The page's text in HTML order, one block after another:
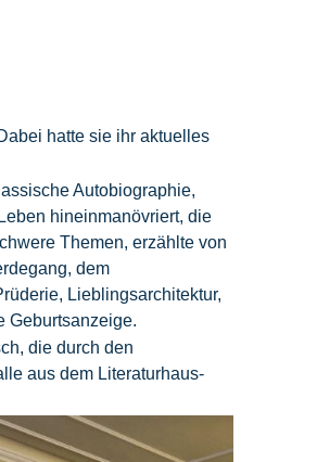
hatte sie ihr aktuelles
Autobiographie,
hineinmanövriert, die
Themen, erzählte von
dem
Lieblingsarchitektur,
Geburtsanzeige.
die durch den
aus dem Literaturhaus-